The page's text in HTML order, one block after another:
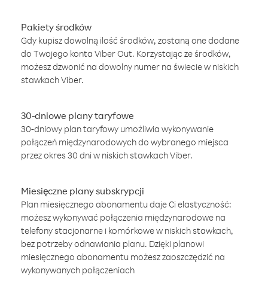
Pakiety środków
Gdy kupisz dowolną ilość środków, zostaną one dodane
do Twojego konta Viber Out. Korzystając ze środków,
możesz dzwonić na dowolny numer na świecie w niskich
stawkach Viber.
30-dniowe plany taryfowe
30-dniowy plan taryfowy umożliwia wykonywanie
połączeń międzynarodowych do wybranego miejsca
przez okres 30 dni w niskich stawkach Viber.
Miesięczne plany subskrypcji
Plan miesięcznego abonamentu daje Ci elastyczność:
możesz wykonywać połączenia międzynarodowe na
telefony stacjonarne i komórkowe w niskich stawkach,
bez potrzeby odnawiania planu. Dzięki planowi
miesięcznego abonamentu możesz zaoszczędzić na
wykonywanych połączeniach